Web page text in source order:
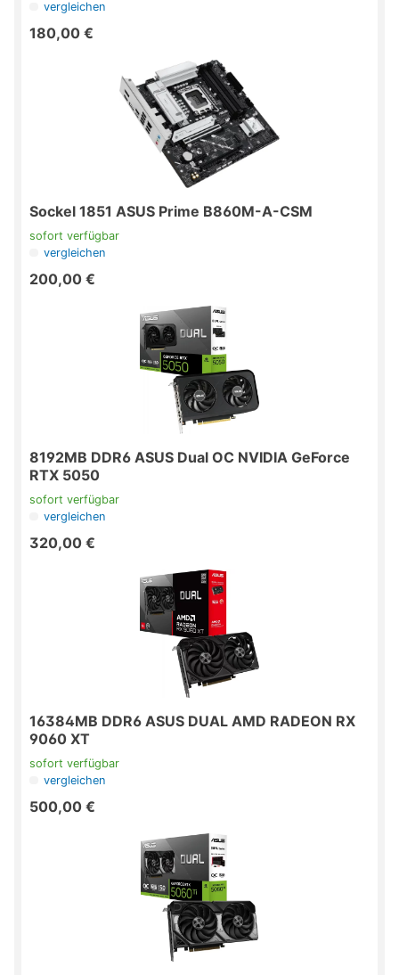
vergleichen
180,00 €
Sockel 1851 ASUS Prime B860M-A-CSM
sofort verfügbar
vergleichen
200,00 €
8192MB DDR6 ASUS Dual OC NVIDIA GeForce
RTX 5050
sofort verfügbar
vergleichen
320,00 €
16384MB DDR6 ASUS DUAL AMD RADEON RX
9060 XT
sofort verfügbar
vergleichen
500,00 €